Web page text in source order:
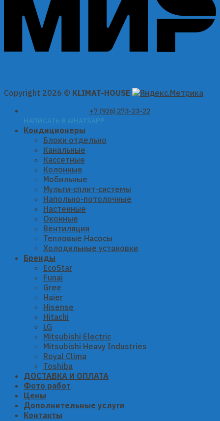
Copyright 2026 © KLIMAT-HOUSE
+7 (926) 273-23-22
НАПИСАТЬ В WHATSAPP
Кондиционеры
Блоки отдельно
Канальные
Кассетные
Колонные
Мобильные
Мульти-сплит-системы
Напольно-потолочные
Настенные
Оконные
Вентиляция
Тепловые Насосы
Холодильные установки
Бренды
EcoStar
Funai
Gree
Haier
Hisense
Hitachi
LG
Mitsubishi Electric
Mitsubishi Heavy Industries
Royal Clima
Toshiba
ДОСТАВКА И ОПЛАТА
Фото работ
Цены
Дополнительные услуги
Контакты